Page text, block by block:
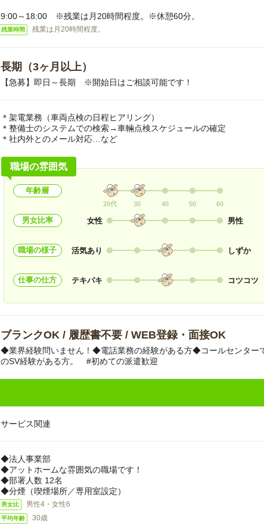
9:00～18:00 ※残業は月20時間程度。※休憩60分。
残業時間 残業は月20時間程度。
長期（3ヶ月以上）
【急募】即日～長期 ※開始日はご相談可能です！
＊架電業務（車両点検の日程ヒアリング）
＊整備士のシステムでの検索→車輛点検スケジュールの確定
＊社内外とのメール対応…など
職場の雰囲気
年齢層
20代 30 40 50 60
男女比率 女性 男性
職場の様子 活気あり しずか
仕事の仕方 テキパキ コツコツ
ブランクOK / 履歴書不要 / WEB登録・面接OK
◆業界経験問いません！◆電話業務の経験がある方◆コールセンター
のSV経験がある方。 #初めての派遣歓迎
サービス関連
◆法人事業部
◆アットホームな雰囲気の職場です！
◆部署人数 12名
◆分煙（喫煙場所／専用室設定）
男女比 男性4・女性6
平均年齢 30歳